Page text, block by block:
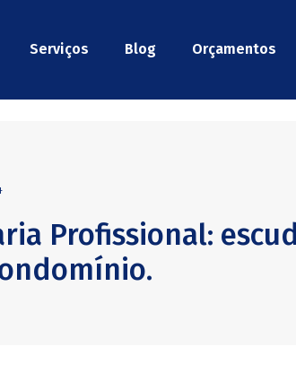
Serviços Blog Orçamentos
Profissional: